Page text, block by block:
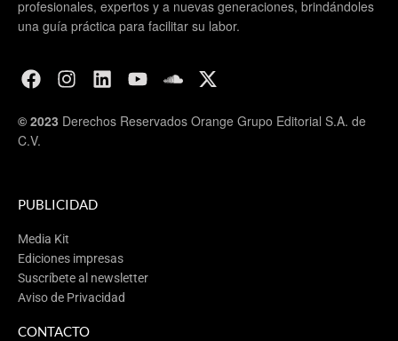
profesionales, expertos y a nuevas generaciones, brindándoles
una guía práctica para facilitar su labor.
© 2023 Derechos Reservados Orange Grupo Editorial S.A. de
C.V.
PUBLICIDAD
Media Kit
Ediciones impresas
Suscríbete al newsletter
Aviso de Privacidad
CONTACTO